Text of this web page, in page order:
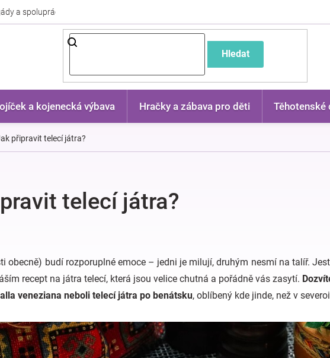
a spolupráce
Hledat
a kojenecká výbava Hračky a zábava pro děti Těhotenské
připravit telecí játra?
telecí játra?
obecně) budí rozporuplné emoce – jedni je milují, druhým nesmí na talíř.
recept na játra telecí, která jsou velice chutná a pořádně vás zasytí.
veneziana neboli telecí játra po benátsku, oblíbený kde jinde, než v